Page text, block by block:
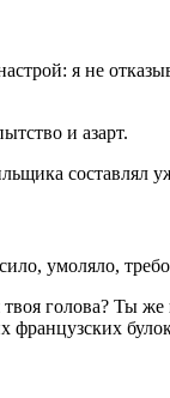
я не
и азарт.
составлял
умоляло,
голова? Ты